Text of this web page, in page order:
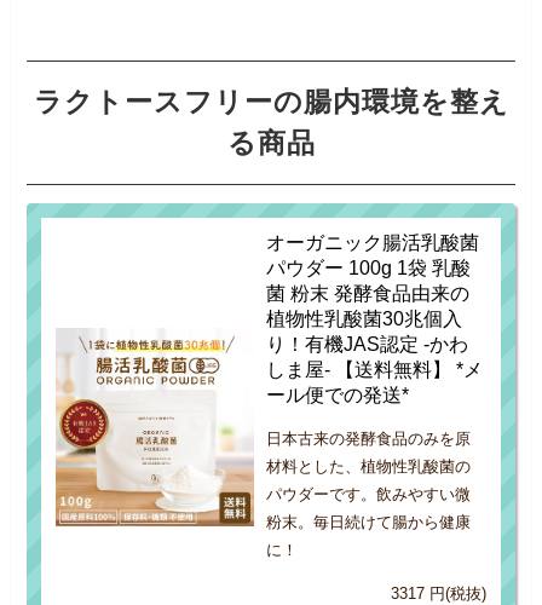
ラクトースフリーの腸内環境を整え
る商品
オーガニック腸活乳酸菌
パウダー 100g 1袋 乳酸
菌 粉末 発酵食品由来の
植物性乳酸菌30兆個入
り！有機JAS認定 -かわ
しま屋- 【送料無料】 *メ
ール便での発送*
日本古来の発酵食品のみを原
材料とした、植物性乳酸菌の
パウダーです。飲みやすい微
粉末。毎日続けて腸から健康
に！
3317 円(税抜)